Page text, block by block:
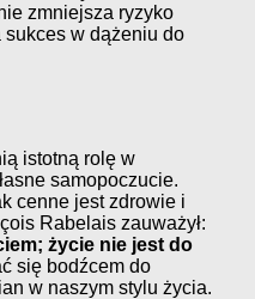
zmniejsza ryzyko
w dążeniu do
istotną rolę w
samopoczucie.
cenne jest zdrowie i
Rabelais zauważył:
życie nie jest do
się bodźcem do
w naszym stylu życia.